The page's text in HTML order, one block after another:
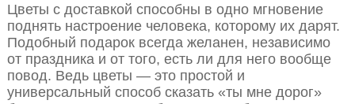
Цветы с доставкой способны в одно мгновение
поднять настроение человека, которому их дарят.
Подобный подарок всегда желанен, независимо
от праздника и от того, есть ли для него вообще
повод. Ведь цветы — это простой и
универсальный способ сказать «ты мне дорог»